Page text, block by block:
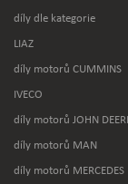
díly dle kategorie
LIAZ
díly motorů CUMMINS
IVECO
díly motorů JOHN
díly motorů MAN
díly motorů MERCEDES